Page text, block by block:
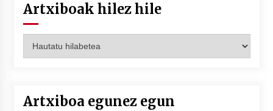
Artxiboak hilez hile
hilez
Artxiboa egunez egun